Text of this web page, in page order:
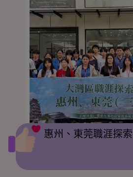
惠州、東莞職涯探